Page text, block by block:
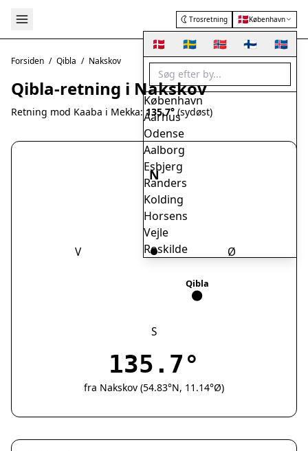
Trosretning 🇩🇰København
🇩🇰 🇸🇪 🇳🇴 🇫🇮 🇮🇸
København
Aarhus
Odense
Aalborg
Esbjerg
Randers
Kolding
Horsens
Vejle
Roskilde
Helsingør
Hørsholm
Næstved
Viborg
Køge
Holstebro
Taastrup
Forsiden / Qibla / Nakskov
Qibla-retning i Nakskov
Retning mod Kaaba i Mekka: 135.7°(sydøst)
N
Ø
S
V
Qibla
135.7°
fra Nakskov (54.83°N, 11.14°Ø)